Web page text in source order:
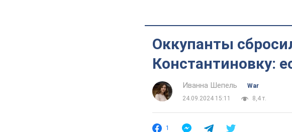
Оккупанты
Константиновку:
Иванна Шепель
War
24.09.2024 15:11
8,4 т.
1